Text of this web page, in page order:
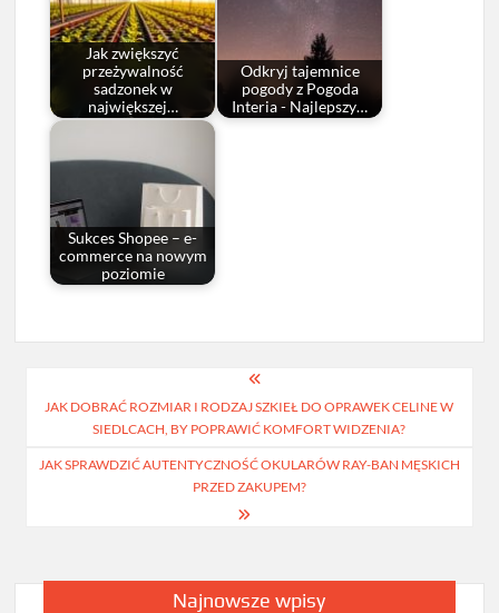
Jak zwiększyć
przeżywalność
sadzonek w
największej…
Odkryj tajemnice
pogody z Pogoda
Interia - Najlepszy…
Sukces Shopee – e-
commerce na nowym
poziomie
wpisu
JAK DOBRAĆ ROZMIAR I RODZAJ SZKIEŁ DO OPRAWEK CELINE W
SIEDLCACH, BY POPRAWIĆ KOMFORT WIDZENIA?
JAK SPRAWDZIĆ AUTENTYCZNOŚĆ OKULARÓW RAY-BAN MĘSKICH
PRZED ZAKUPEM?
Najnowsze wpisy